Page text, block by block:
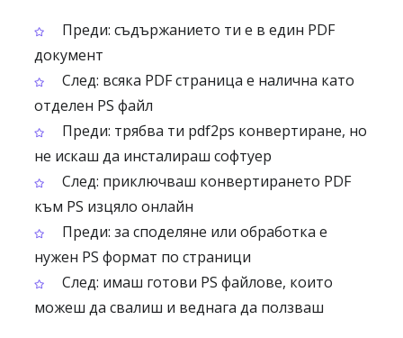
Преди: съдържанието ти е в един PDF
документ
След: всяка PDF страница е налична като
отделен PS файл
Преди: трябва ти pdf2ps конвертиране, но
не искаш да инсталираш софтуер
След: приключваш конвертирането PDF
към PS изцяло онлайн
Преди: за споделяне или обработка е
нужен PS формат по страници
След: имаш готови PS файлове, които
можеш да свалиш и веднага да ползваш